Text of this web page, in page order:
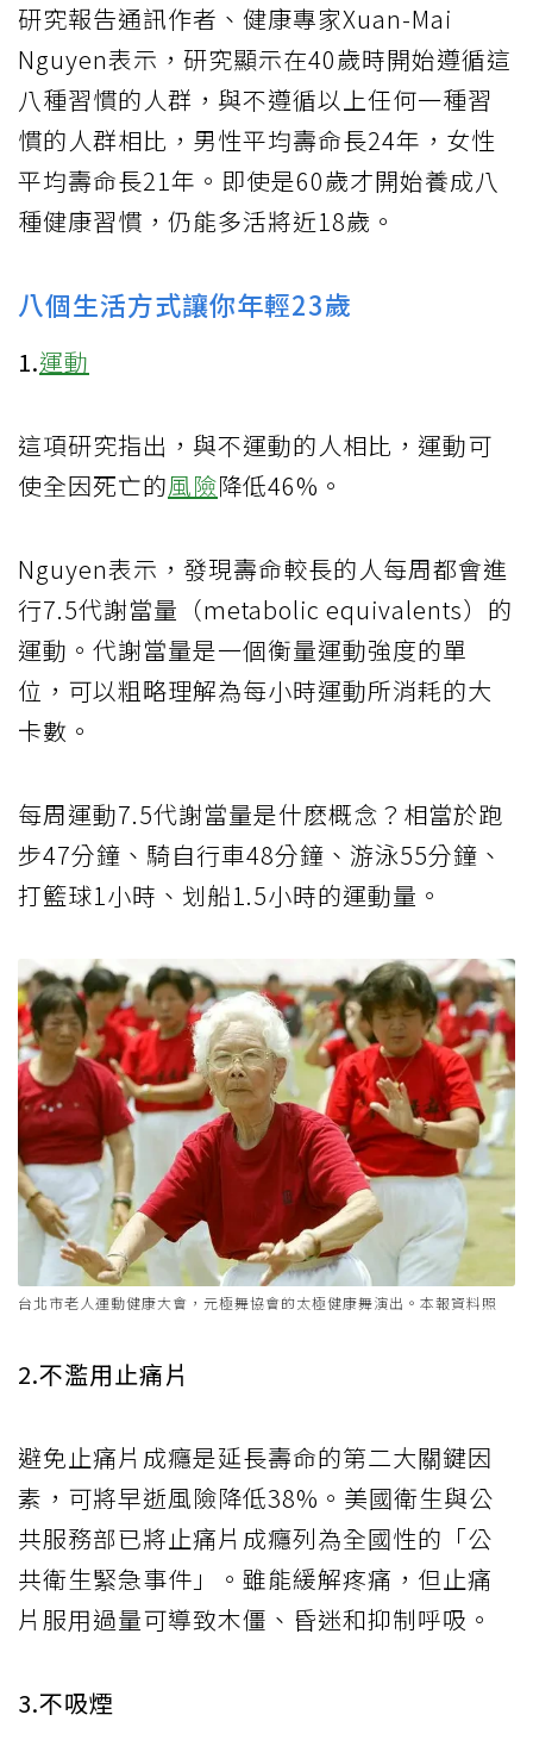
研究報告通訊作者、健康專家Xuan-Mai
Nguyen表示，研究顯示在40歲時開始遵循這
八種習慣的人群，與不遵循以上任何一種習
慣的人群相比，男性平均壽命長24年，女性
平均壽命長21年。即使是60歲才開始養成八
種健康習慣，仍能多活將近18歲。
八個生活方式讓你年輕23歲
1.運動
這項研究指出，與不運動的人相比，運動可
使全因死亡的風險降低46%。
Nguyen表示，發現壽命較長的人每周都會進
行7.5代謝當量（metabolic equivalents）的
運動。代謝當量是一個衡量運動強度的單
位，可以粗略理解為每小時運動所消耗的大
卡數。
每周運動7.5代謝當量是什麽概念？相當於跑
步47分鐘、騎自行車48分鐘、游泳55分鐘、
打籃球1小時、划船1.5小時的運動量。
台北市老人運動健康大會，元極舞協會的太極健康舞演出。本報資料照
2.不濫用止痛片
避免止痛片成癮是延長壽命的第二大關鍵因
素，可將早逝風險降低38%。美國衛生與公
共服務部已將止痛片成癮列為全國性的「公
共衛生緊急事件」。雖能緩解疼痛，但止痛
片服用過量可導致木僵、昏迷和抑制呼吸。
3.不吸煙